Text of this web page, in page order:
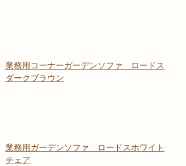
業務用コーナーガーデンソファ ロードス
ダークブラウン
業務用ガーデンソファ ロードスホワイト
チェア